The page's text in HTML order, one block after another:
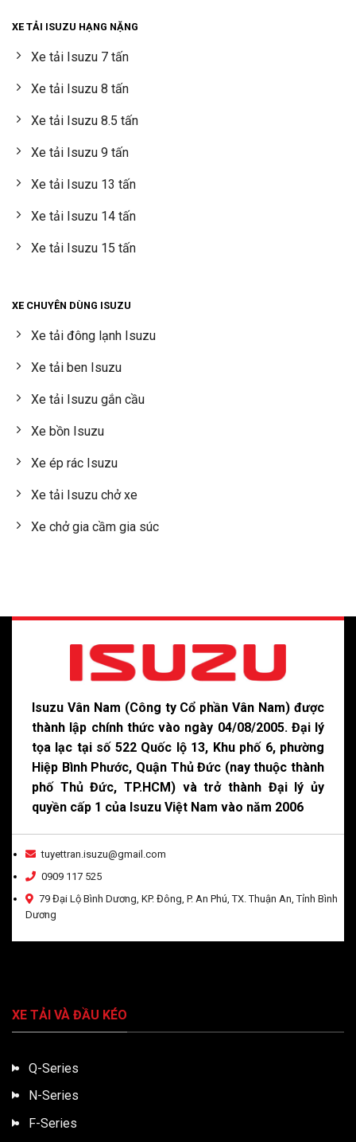
XE TẢI ISUZU HẠNG NẶNG
Xe tải Isuzu 7 tấn
Xe tải Isuzu 8 tấn
Xe tải Isuzu 8.5 tấn
Xe tải Isuzu 9 tấn
Xe tải Isuzu 13 tấn
Xe tải Isuzu 14 tấn
Xe tải Isuzu 15 tấn
XE CHUYÊN DÙNG ISUZU
Xe tải đông lạnh Isuzu
Xe tải ben Isuzu
Xe tải Isuzu gắn cầu
Xe bồn Isuzu
Xe ép rác Isuzu
Xe tải Isuzu chở xe
Xe chở gia cầm gia súc
Isuzu Vân Nam (Công ty Cổ phần Vân Nam) được
thành lập chính thức vào ngày 04/08/2005. Đại lý
tọa lạc tại số 522 Quốc lộ 13, Khu phố 6, phường
Hiệp Bình Phước, Quận Thủ Đức (nay thuộc thành
phố Thủ Đức, TP.HCM) và trở thành Đại lý ủy
quyền cấp 1 của Isuzu Việt Nam vào năm 2006
tuyettran.isuzu@gmail.com
0909 117 525
79 Đại Lộ Bình Dương, KP. Đông, P. An Phú, TX. Thuận An, Tỉnh Bình
Dương
XE TẢI VÀ ĐẦU KÉO
Q-Series
N-Series
F-Series